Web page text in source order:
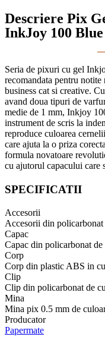
Descriere Pix
InkJoy 100 Blue
Seria de pixuri cu gel
recomandata pentru
business cat si creative.
avand doua tipuri de
medie de 1 mm, Inkjoy
instrument de scris la
reproduce culoarea
care ajuta la o priza
formula novatoare
cu ajutorul capacului care
SPECIFICATII
Accesorii
Accesorii din policarbonat
Capac
Capac din policarbonat de
Corp
Corp din plastic ABS in
Clip
Clip din policarbonat de
Mina
Mina pix 0.5 mm de
Producator
Papermate